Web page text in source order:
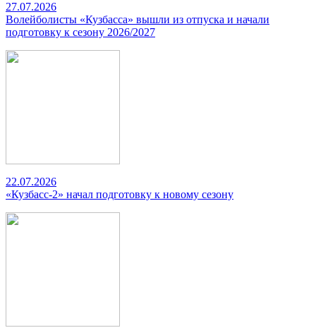
27.07.2026
Волейболисты «Кузбасса» вышли из отпуска и начали
подготовку к сезону 2026/2027
22.07.2026
«Кузбасс-2» начал подготовку к новому сезону